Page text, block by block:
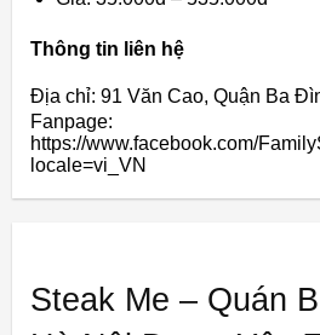
Thông tin liên hệ
Địa chỉ: 91 Văn Cao, Quận Ba
Fanpage:
https://www.facebook.com/
locale=vi_VN
Steak Me – Quán